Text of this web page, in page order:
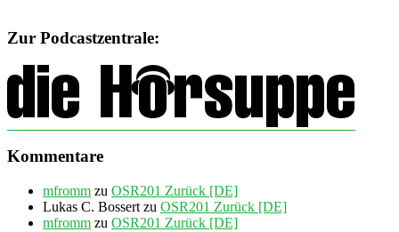
Zur Podcastzentrale:
Kommentare
mfromm zu OSR201 Zurück [DE]
Lukas C. Bossert zu OSR201 Zurück [DE]
mfromm zu OSR201 Zurück [DE]